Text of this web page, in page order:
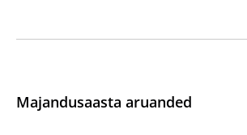
Majandusaasta aruanded